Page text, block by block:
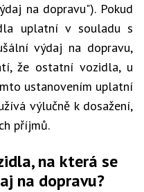
na dopravu"). Pokud
uplatní v souladu s
výdaj na dopravu,
že ostatní vozidla, u
ustanovením uplatní
výlučně k dosažení,
příjmů.
na která se
na dopravu?